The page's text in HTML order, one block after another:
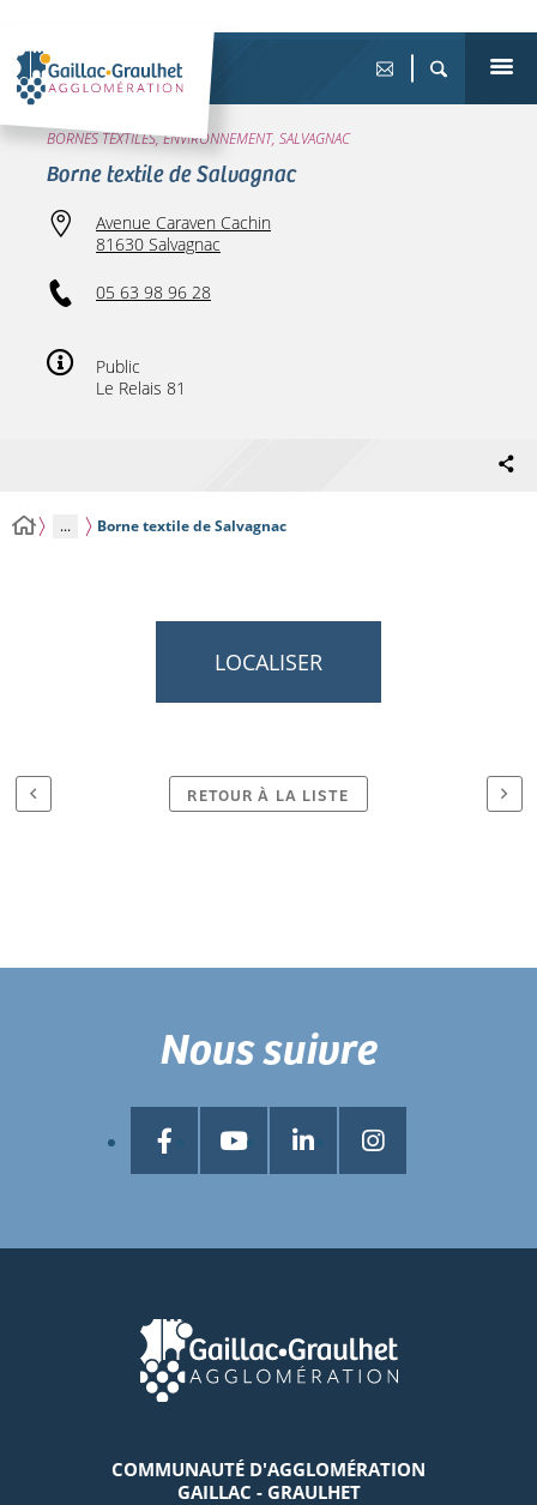
BORNES TEXTILES, ENVIRONNEMENT, SALVAGNAC
Borne textile de Salvagnac
Avenue Caraven Cachin
81630 Salvagnac
05 63 98 96 28
Public
Le Relais 81
... Borne textile de Salvagnac
LOCALISER
RETOUR À LA LISTE
COMMUNAUTÉ D'AGGLOMÉRATION
GAILLAC - GRAULHET
Nous suivre